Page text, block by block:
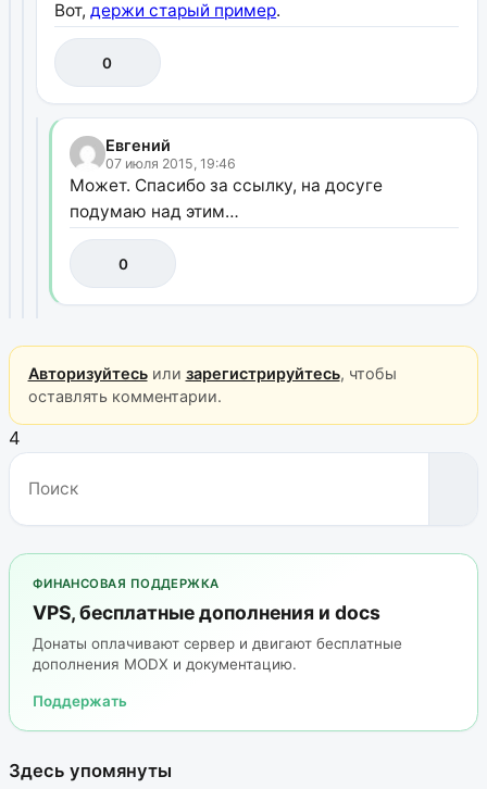
Вот,держи старый пример.
0
Евгений
07 июля 2015, 19:46
Может. Спасибо за ссылку, на досуге
подумаю над этим…
0
Авторизуйтесьили зарегистрируйтесь, чтобы
оставлять комментарии.
4
ФИНАНСОВАЯ ПОДДЕРЖКА
VPS, бесплатные дополнения и docs
Донаты оплачивают сервер и двигают бесплатные
дополнения MODX и документацию.
Поддержать
Здесь упомянуты